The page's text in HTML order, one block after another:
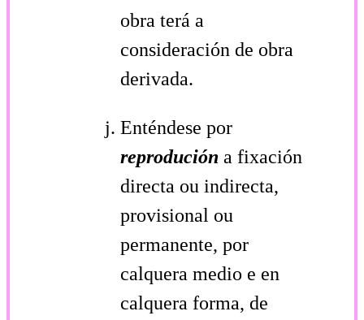
obra terá a
consideración de obra
derivada.
Enténdese por
reprodución a fixación
directa ou indirecta,
provisional ou
permanente, por
calquera medio e en
calquera forma, de